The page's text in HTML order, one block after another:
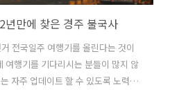
만에 찾은 경주 불국사
전국일주 여행기를 올린다는 것이
여행기를 기다리시는 분들이 많지 않
자주 업데이트 할 수 있도록 노력하
요...^^) 그럼 끊어졌던 여행기를